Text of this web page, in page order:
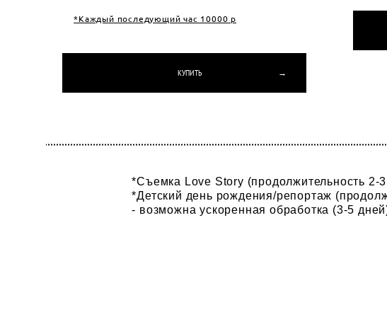
*Каждый последующий час 10000 р
КУПИТЬ →
*Съемка Love Story (продолжительность 2-
*Детский день рождения/репортаж
- возможна ускоренная обработка (3-5